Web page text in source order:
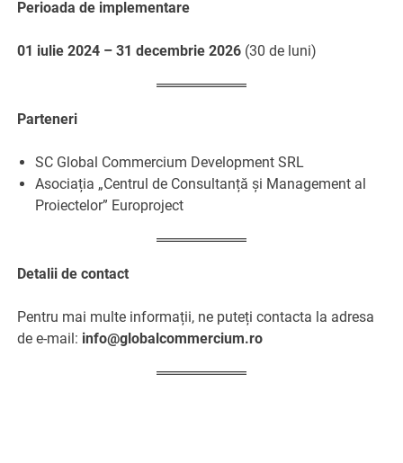
Perioada de implementare
01 iulie 2024 – 31 decembrie 2026 (30 de luni)
Parteneri
SC Global Commercium Development SRL
Asociația „Centrul de Consultanță și Management al
Proiectelor” Europroject
Detalii de contact
Pentru mai multe informații, ne puteți contacta la adresa
de e-mail: info@globalcommercium.ro